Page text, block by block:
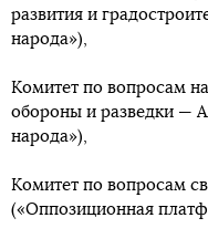
развития и
народа»),
Комитет по вопросам
обороны и разведки —
народа»),
Комитет по вопросам
(«Оппозиционная